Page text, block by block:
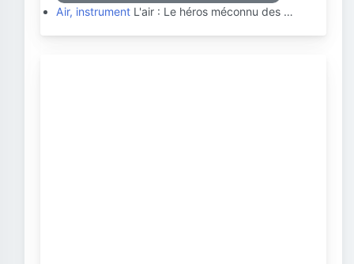
Air, instrument L'air : Le héros méconnu des …